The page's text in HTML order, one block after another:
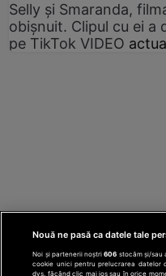
Selly și Smaranda,
obișnuit. Clipul cu ei a
pe TikTok VIDEO
Nouă ne pasă ca datele tale
Noi și partenerii noștri606 stocăm și/sau
cookie unici pentru prelucrarea datelor
dvs. făcând clic mai jos sau în orice